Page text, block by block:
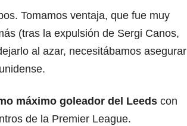
Tomamos ventaja, que fue muy
(tras la expulsión de Sergi Canos,
al azar, necesitábamos asegurar
máximo goleador del Leeds con
de la Premier League.